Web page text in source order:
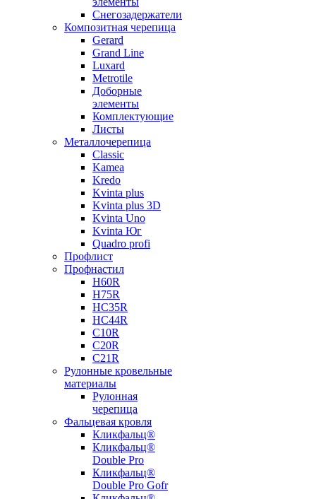
Снегозадержатели
Композитная черепица
Gerard
Grand Line
Luxard
Metrotile
Доборные
элементы
Комплектующие
Листы
Металлочерепица
Classic
Kamea
Kredo
Kvinta plus
Kvinta plus 3D
Kvinta Uno
Kvinta Юг
Quadro profi
Профлист
Профнастил
Н60R
Н75R
НС35R
НС44R
С10R
С20R
С21R
Рулонные кровельные
материалы
Рулонная
черепица
Фальцевая кровля
Кликфальц®
Кликфальц®
Double Pro
Кликфальц®
Double Pro Gofr